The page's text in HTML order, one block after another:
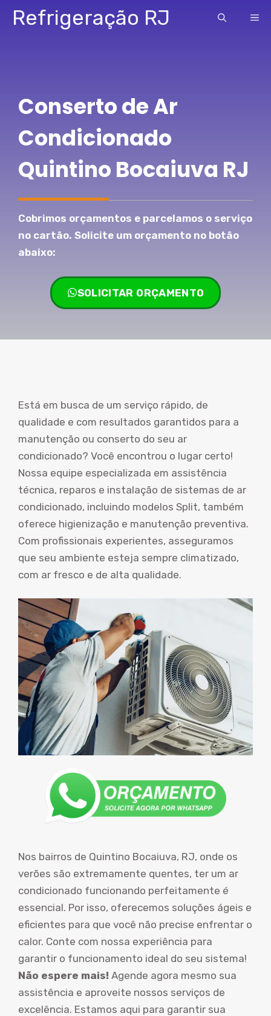
Pular
paraRefrigeração RJ
Conserto de Ar
Condicionado
Quintino Bocaiuva RJ
Cobrimos orçamentos e parcelamos o serviço
no cartão. Solicite um orçamento no botão
abaixo:
SOLICITAR ORÇAMENTO
Está em busca de um serviço rápido, de
qualidade e com resultados garantidos para a
manutenção ou conserto do seu ar
condicionado? Você encontrou o lugar certo!
Nossa equipe especializada em assistência
técnica, reparos e instalação de sistemas de ar
condicionado, incluindo modelos Split, também
oferece higienização e manutenção preventiva.
Com profissionais experientes, asseguramos
que seu ambiente esteja sempre climatizado,
com ar fresco e de alta qualidade.
Nos bairros de Quintino Bocaiuva, RJ, onde os
verões são extremamente quentes, ter um ar
condicionado funcionando perfeitamente é
essencial. Por isso, oferecemos soluções ágeis e
eficientes para que você não precise enfrentar o
calor. Conte com nossa experiência para
garantir o funcionamento ideal do seu sistema!
Não espere mais! Agende agora mesmo sua
assistência e aproveite nossos serviços de
excelência. Estamos aqui para garantir sua